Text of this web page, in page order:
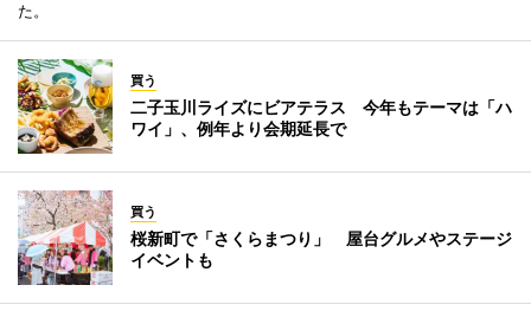
た。
買う
二子玉川ライズにビアテラス 今年もテーマは「ハ
ワイ」、例年より会期延長で
買う
桜新町で「さくらまつり」 屋台グルメやステージ
イベントも